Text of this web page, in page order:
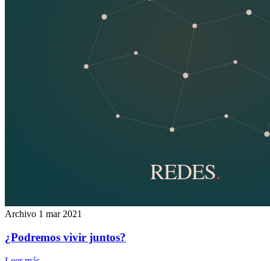
Archivo 1 mar 2021
¿Podremos vivir juntos?